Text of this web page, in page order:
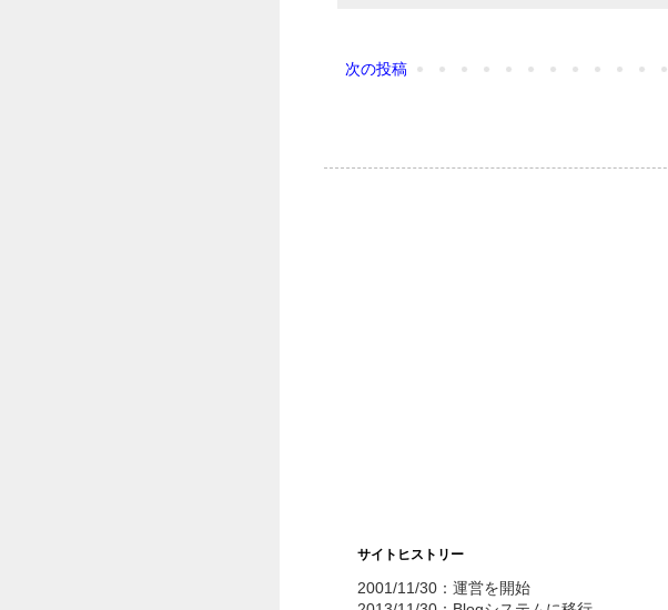
次の投稿
サイトヒストリー
2001/11/30：運営を開始